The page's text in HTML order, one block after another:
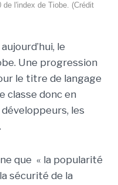
l'index de Tiobe. (Crédit
le
Une progression
le titre de langage
classe donc en
les
que « la popularité
sécurité de la